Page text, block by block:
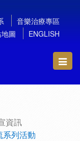
音樂治療專區
圖 ENGLISH
資訊
系列活動